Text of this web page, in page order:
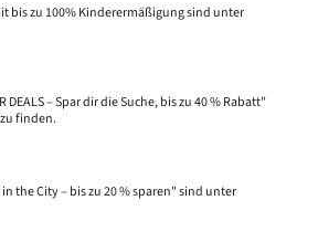
bis zu 100% Kinderermäßigung sind unter
DEALS – Spar dir die Suche, bis zu 40 % Rabatt"
finden.
the City – bis zu 20 % sparen" sind unter